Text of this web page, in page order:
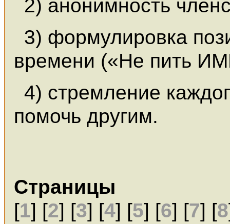
2) анонимность
3) формулировка
времени («Не пить
4) стремление
помочь другим.
Страницы
[1] [2] [3] [4] [5] [6] [7] [8